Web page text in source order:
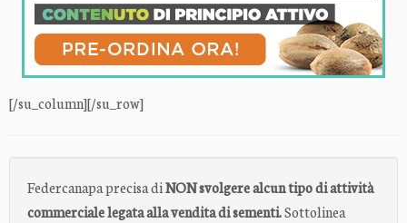
[/su_column][/su_row]
Federcanapa precisa diNON svolgere alcun tipo di attività
commerciale legata alla vendita di sementi.Sottolinea